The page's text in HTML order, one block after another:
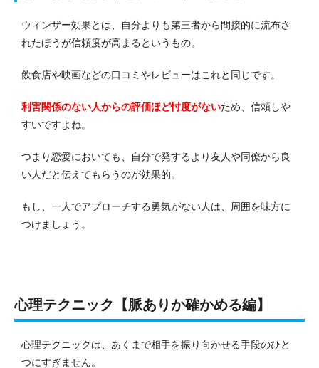
ウィンザー効果とは、自分よりも第三者から間接的に流布さ
れたほうが信頼度が高まるというもの。
飲食店や映画などの口コミやレビューはこれと同じです。
利害関係のない人からの評価ほど忖度がないため、信頼しや
すいですよね。
つまり恋愛においても、自分で発するより友人や同僚から良
い人だと伝えてもらうのが効果的。
もし、一人でアプローチする勇気がない人は、周囲を味方に
つけましょう。
心理テクニック【脈ありか確かめる編】
心理テクニックは、あくまで相手を振り向かせる手段のひと
つにすぎません。